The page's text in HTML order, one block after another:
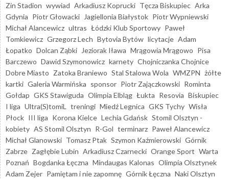
Zin Stadion wywiad Arkadiusz Koprucki Tęcza Biskupiec Arka
Gdynia Piotr Głowacki Jagiellonia Białystok Piotr Wypniewski
Michał Alancewicz ultras Łódzki Klub Sportowy Paweł
Tomkiewicz Grzegorz Lech Bytovia Bytów licytacje Adam
Łopatko Dolcan Ząbki Jeziorak Iława Mrągowia Mrągowo Pisa
Barczewo Dawid Szymonowicz karnety Chojniczanka Chojnice
Dobre Miasto Zatoka Braniewo Stal Stalowa Wola WMZPN żółte
kartki Galeria Warmińska sponsor Piotr Zajączkowski Rominta
Gołdap GKS Stawiguda Olimpia Elbląg Łukta Resovia Biskupiec
I liga Ultra(S)tomiL treningi Miedź Legnica GKS Tychy Wisła
Płock III liga Korona Kielce Lechia Gdańsk Stomil Olsztyn -
kobiety AS Stomil Olsztyn R-Gol terminarz Paweł Alancewicz
Michał Glanowski Tomasz Ptak Szymon Kaźmierowski Górnik
Zabrze Zagłębie Lubin Arkadiusz Czarnecki Orange Sport Warta
Poznań Bogdanka Łęczna Mindaugas Kalonas Olimpia Olsztynek
Adam Zejer Pamiętam i nie zapomnę Górnik Łęczna Naki Olsztyn